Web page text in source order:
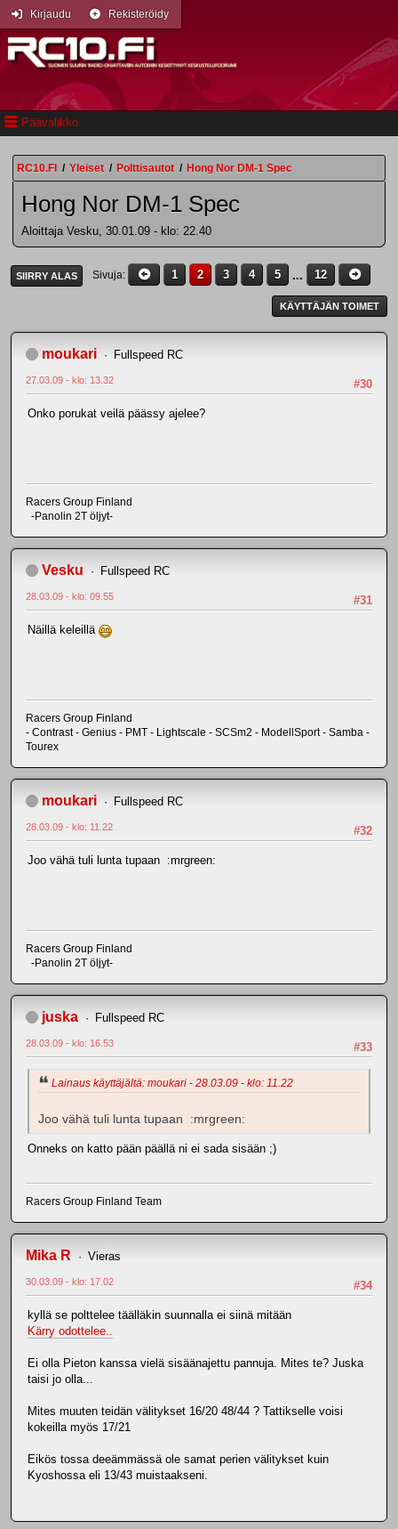
Päävalikko
Kirjaudu Rekisteröidy
RC10.FI / Yleiset / Polttisautot / Hong Nor DM-1 Spec
Hong Nor DM-1 Spec
Aloittaja Vesku, 30.01.09 - klo: 22.40
SIIRRY ALAS Sivuja 1 2 3 4 5 ... 12
KÄYTTÄJÄN TOIMET
moukari Fullspeed RC
#30
27.03.09 - klo: 13.32
Onko porukat veilä päässy ajelee?
Racers Group Finland
-Panolin 2T öljyt-
Vesku Fullspeed RC
#31
28.03.09 - klo: 09.55
Näillä keleillä
Racers Group Finland
- Contrast - Genius - PMT - Lightscale - SCSm2 - ModellSport - Samba -
Tourex
moukari Fullspeed RC
#32
28.03.09 - klo: 11.22
Joo vähä tuli lunta tupaan :mrgreen:
Racers Group Finland
-Panolin 2T öljyt-
juska Fullspeed RC
#33
28.03.09 - klo: 16.53
Lainaus käyttäjältä: moukari - 28.03.09 - klo: 11.22
Joo vähä tuli lunta tupaan :mrgreen:
Onneks on katto pään päällä ni ei sada sisään ;)
Racers Group Finland Team
Mika R Vieras
#34
30.03.09 - klo: 17.02
kyllä se polttelee täälläkin suunnalla ei siinä mitään
Kärry odottelee..
Ei olla Pieton kanssa vielä sisäänajettu pannuja. Mites te? Juska
taisi jo olla...
Mites muuten teidän välitykset 16/20 48/44 ? Tattikselle voisi
kokeilla myös 17/21
Eikös tossa deeämmässä ole samat perien välitykset kuin
Kyoshossa eli 13/43 muistaakseni.